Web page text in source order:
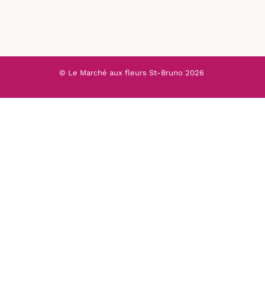
© Le Marché aux fleurs St-Bruno 2026